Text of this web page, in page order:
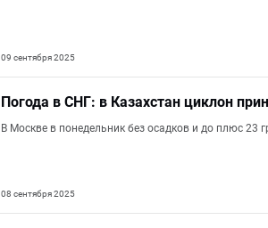
09 сентября 2025
Погода в СНГ: в Казахстан циклон
В Москве в понедельник без осадков и до плюс 23
08 сентября 2025